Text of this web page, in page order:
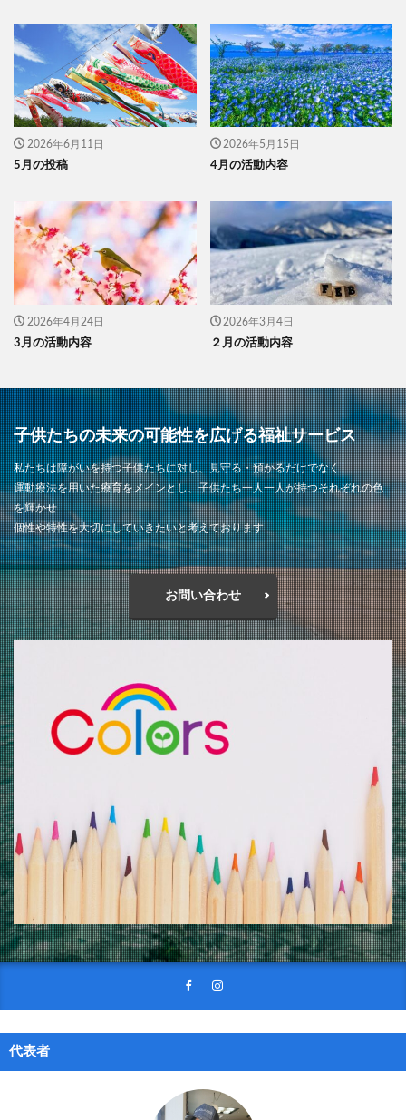
2026年6月11日
5月の投稿
2026年5月15日
4月の活動内容
2026年4月24日
3月の活動内容
2026年3月4日
２月の活動内容
子供たちの未来の可能性を広げる福祉サービス
私たちは障がいを持つ子供たちに対し、見守る・預かるだけでなく
運動療法を用いた療育をメインとし、子供たち一人一人が持つそれぞれの色
を輝かせ
個性や特性を大切にしていきたいと考えております
お問い合わせ
代表者